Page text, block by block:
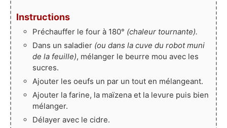
Instructions
Préchauffer le four à 180° (chaleur tournante).
Dans un saladier (ou dans la cuve du robot muni
de la feuille), mélanger le beurre mou avec les
sucres.
Ajouter les oeufs un par un tout en mélangeant.
Ajouter la farine, la maïzena et la levure puis bien
mélanger.
Délayer avec le cidre.